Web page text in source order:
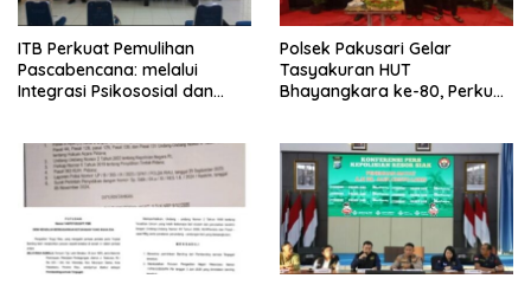
ITB Perkuat Pemulihan
Pascabencana: melalui
Integrasi Psikososial dan
Polsek Pakusari Gelar
Tasyakuran HUT
Bhayangkara ke-80, Perkuat